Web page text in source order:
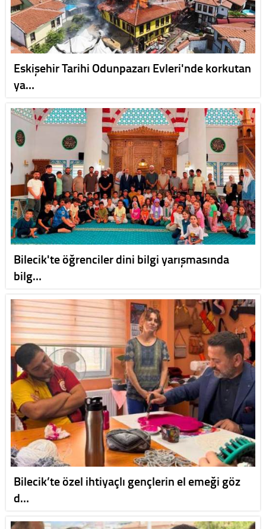
Eskişehir Tarihi Odunpazarı Evleri'nde korkutan
ya…
Bilecik'te öğrenciler dini bilgi yarışmasında
bilg…
Bilecik’te özel ihtiyaçlı gençlerin el emeği göz
d…